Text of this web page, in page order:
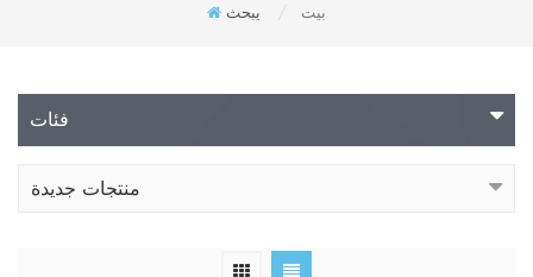
بيت يبحث
فئات
منتجات جديدة